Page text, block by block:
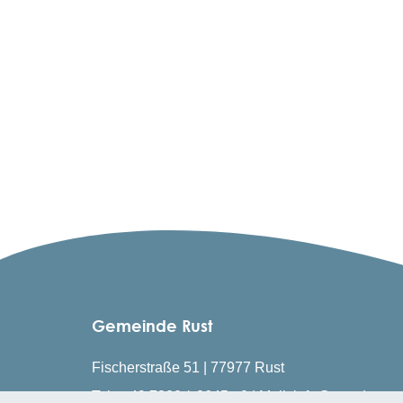
Gemeinde Rust
Fischerstraße 51 | 77977 Rust
Tel.: +49 7822 / 8645 - 0 | Mail: info@rust.de